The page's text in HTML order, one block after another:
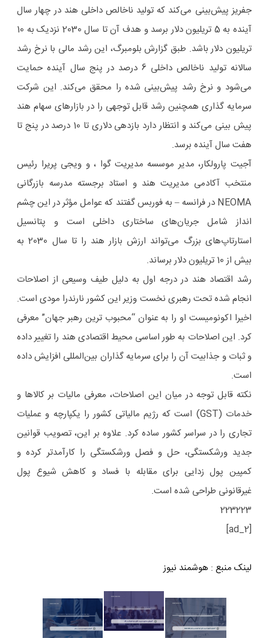
جفریز پیش‌بینی می‌کند که تولید ناخالص داخلی هند در چهار سال
آینده به 5 تریلیون دلار برسد و هدف آن تا سال 2030 نزدیک به 10
تریلیون دلار باشد. طبق گزارش بلومبرگ، این رشد مالی با نرخ رشد
سالانه تولید ناخالص داخلی 6 درصد در پنج سال آینده حمایت
می‌شود و نرخ رشد پیش‌بینی شده را محقق می‌کند. این شرکت
سرمایه گذاری همچنین رشد قابل توجهی را در بازارهای سهام هند
پیش بینی می‌کند و انتظار دارد بازدهی دلاری تا 10 درصد در پنج تا
هفت سال آینده برسد.
آجیت پارولکار، مدیر موسسه مدیریت گوا ، و ویجی پریرا رئیس
منتخب آکادمی مدیریت هند و استاد برجسته مدرسه بازرگانی
NEOMA در فرانسه – به فوربس گفتند که عوامل مؤثر در این چشم
انداز شامل جریان‌های ساختاری داخلی است و پتانسیل
استارتاپ‌های بزرگ می‌تواند ارزش بازار هند را تا سال 2030 به
بیش از 10 تریلیون دلار برساند.
رشد اقتصاد هند در درجه اول به دلیل طیف وسیعی از اصلاحات
انجام شده تحت رهبری نخست وزیر این کشور نارندرا مودی است.
اخیرا اکونومیست او را به عنوان “محبوب ترین رهبر جهان” معرفی
کرد. این اصلاحات به طور اساسی محیط اقتصادی هند را تغییر داده
و ثبات و جذابیت آن را برای سرمایه گذاران بین‌المللی افزایش داده
است.
نکته قابل توجه در میان این اصلاحات، معرفی مالیات بر کالاها و
خدمات (GST) است که رژیم مالیاتی کشور را یکپارچه و عملیات
تجاری را در سراسر کشور ساده کرد. علاوه بر این، تصویب قوانین
جدید ورشکستگی، حل و فصل ورشکستگی را کارآمدتر کرده و
کمپین پول زدایی برای مقابله با فساد و کاهش شیوع پول
غیرقانونی طراحی شده است.
223223
[ad_2]
لینک منبع : هوشمند نیوز